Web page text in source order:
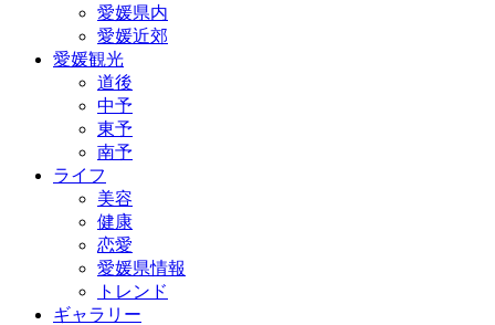
愛媛県内
愛媛近郊
愛媛観光
道後
中予
東予
南予
ライフ
美容
健康
恋愛
愛媛県情報
トレンド
ギャラリー